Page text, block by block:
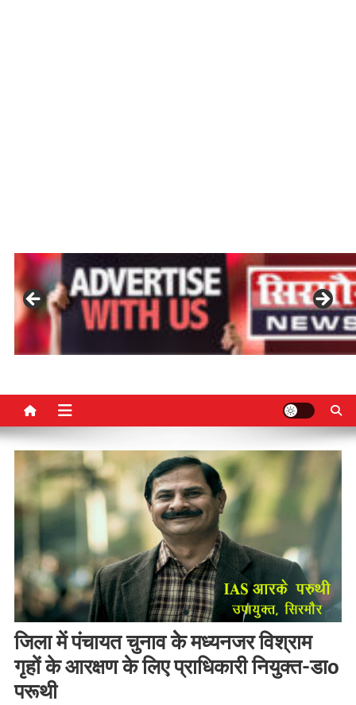
जिला में पंचायत चुनाव केे मध्यनजर विश्राम
गृहों के आरक्षण के लिए प्राधिकारी नियुक्त-डाo
परूथी